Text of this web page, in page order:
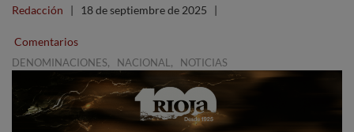
Redacción | 18 de septiembre de 2025 |
Comentarios
DENOMINACIONES, NACIONAL , NOTICIAS